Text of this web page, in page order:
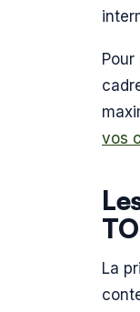
Pour
vos
La